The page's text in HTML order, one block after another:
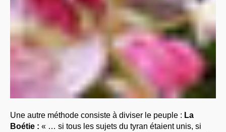
Une autre méthode consiste à diviser le peuple : La
Boétie : « … si tous les sujets du tyran étaient unis, si